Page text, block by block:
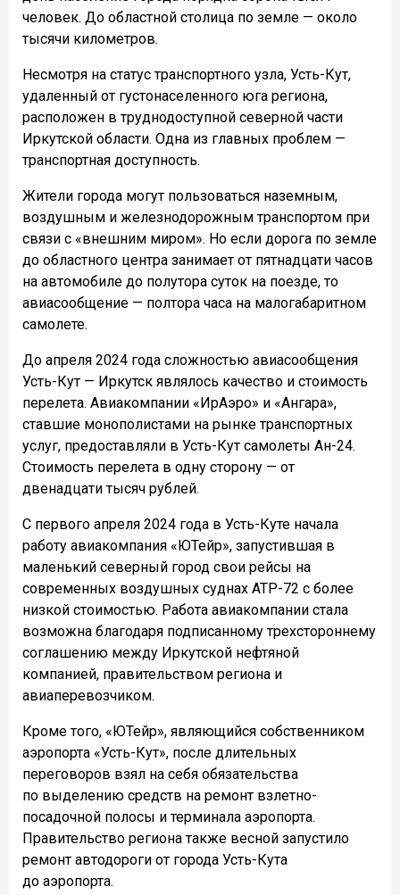
человек. До областной столица по земле — около
тысячи километров.
Несмотря на статус транспортного узла, Усть-Кут,
удаленный от густонаселенного юга региона,
расположен в труднодоступной северной части
Иркутской области. Одна из главных проблем —
транспортная доступность.
Жители города могут пользоваться наземным,
воздушным и железнодорожным транспортом при
связи с «внешним миром». Но если дорога по земле
до областного центра занимает от пятнадцати часов
на автомобиле до полутора суток на поезде, то
авиасообщение — полтора часа на малогабаритном
самолете.
До апреля 2024 года сложностью авиасообщения
Усть-Кут — Иркутск являлось качество и стоимость
перелета. Авиакомпании «ИрАэро» и «Ангара»,
ставшие монополистами на рынке транспортных
услуг, предоставляли в Усть-Кут самолеты Ан-24.
Стоимость перелета в одну сторону — от
двенадцати тысяч рублей.
С первого апреля 2024 года в Усть-Куте начала
работу авиакомпания «ЮТейр», запустившая в
маленький северный город свои рейсы на
современных воздушных суднах АТР-72 с более
низкой стоимостью. Работа авиакомпании стала
возможна благодаря подписанному трехстороннему
соглашению между Иркутской нефтяной
компанией, правительством региона и
авиаперевозчиком.
Кроме того, «ЮТейр», являющийся собственником
аэропорта «Усть-Кут», после длительных
переговоров взял на себя обязательства
по выделению средств на ремонт взлетно-
посадочной полосы и терминала аэропорта.
Правительство региона также весной запустило
ремонт автодороги от города Усть-Кута
до аэропорта.